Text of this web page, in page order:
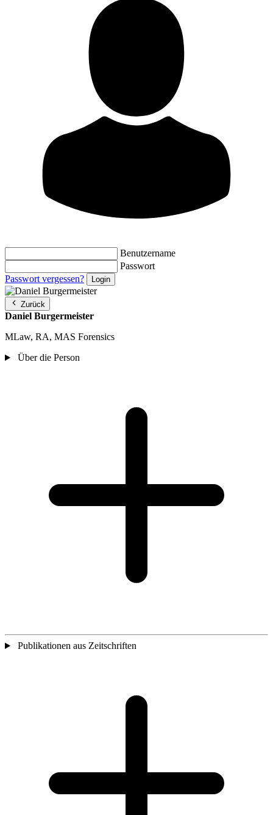
Benutzername
Passwort
Passwort vergessen?
Zurück
Daniel Burgermeister
MLaw, RA, MAS Forensics
Über die Person
Publikationen aus Zeitschriften